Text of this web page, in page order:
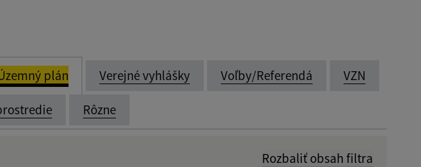
plán Verejné vyhlášky Voľby/Referendá VZN
Rôzne
Rozbaliť obsah filtra